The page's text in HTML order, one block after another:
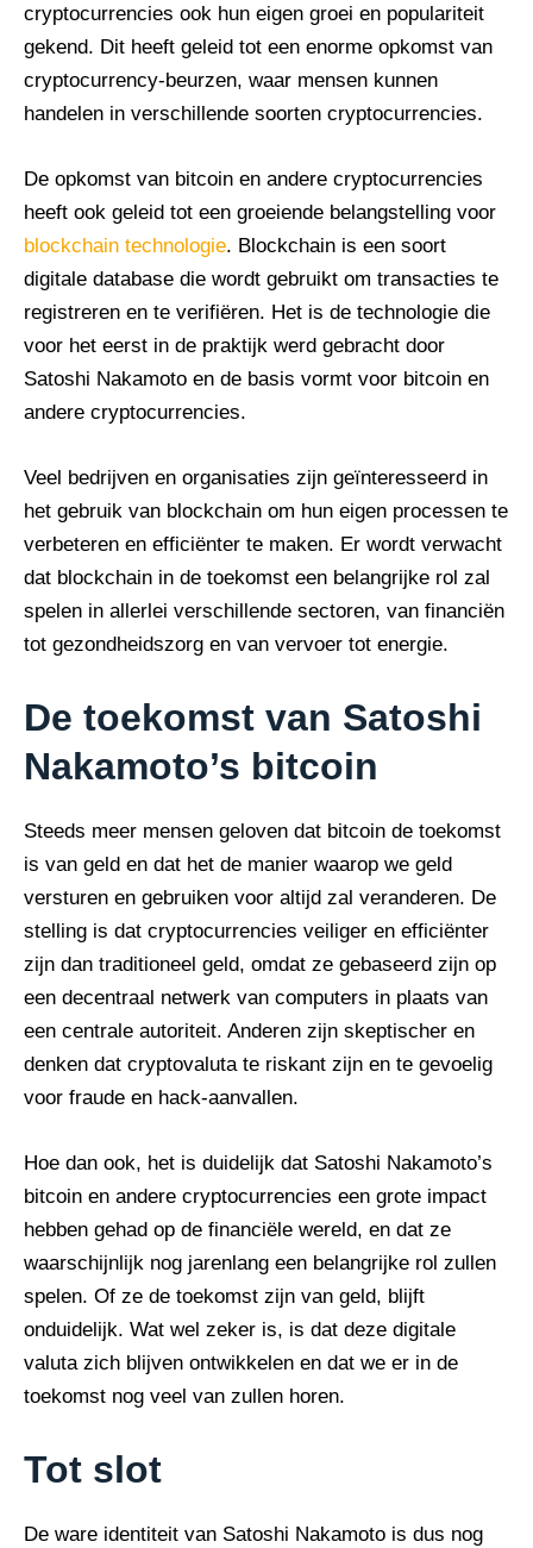
cryptocurrencies ook hun eigen groei en populariteit
gekend. Dit heeft geleid tot een enorme opkomst van
cryptocurrency-beurzen, waar mensen kunnen
handelen in verschillende soorten cryptocurrencies.
De opkomst van bitcoin en andere cryptocurrencies
heeft ook geleid tot een groeiende belangstelling voor
blockchain technologie. Blockchain is een soort
digitale database die wordt gebruikt om transacties te
registreren en te verifiëren. Het is de technologie die
voor het eerst in de praktijk werd gebracht door
Satoshi Nakamoto en de basis vormt voor bitcoin en
andere cryptocurrencies.
Veel bedrijven en organisaties zijn geïnteresseerd in
het gebruik van blockchain om hun eigen processen te
verbeteren en efficiënter te maken. Er wordt verwacht
dat blockchain in de toekomst een belangrijke rol zal
spelen in allerlei verschillende sectoren, van financiën
tot gezondheidszorg en van vervoer tot energie.
De toekomst van Satoshi
Nakamoto’s bitcoin
Steeds meer mensen geloven dat bitcoin de toekomst
is van geld en dat het de manier waarop we geld
versturen en gebruiken voor altijd zal veranderen. De
stelling is dat cryptocurrencies veiliger en efficiënter
zijn dan traditioneel geld, omdat ze gebaseerd zijn op
een decentraal netwerk van computers in plaats van
een centrale autoriteit. Anderen zijn skeptischer en
denken dat cryptovaluta te riskant zijn en te gevoelig
voor fraude en hack-aanvallen.
Hoe dan ook, het is duidelijk dat Satoshi Nakamoto’s
bitcoin en andere cryptocurrencies een grote impact
hebben gehad op de financiële wereld, en dat ze
waarschijnlijk nog jarenlang een belangrijke rol zullen
spelen. Of ze de toekomst zijn van geld, blijft
onduidelijk. Wat wel zeker is, is dat deze digitale
valuta zich blijven ontwikkelen en dat we er in de
toekomst nog veel van zullen horen.
Tot slot
De ware identiteit van Satoshi Nakamoto is dus nog